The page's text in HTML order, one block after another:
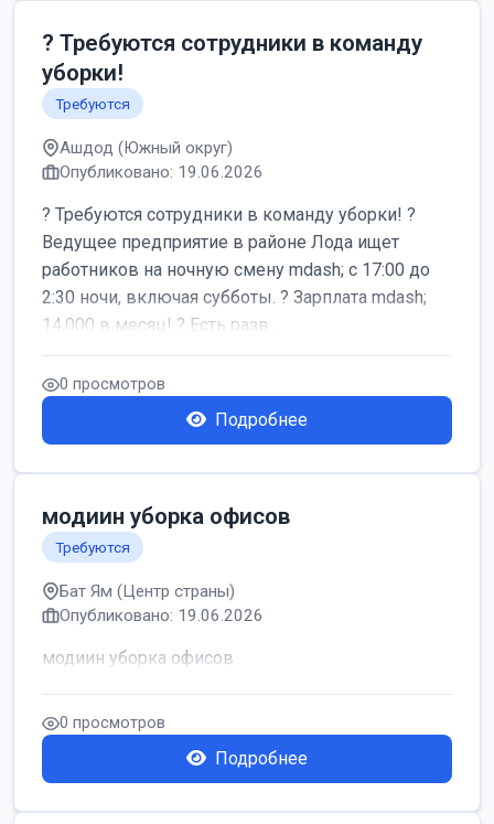
? Требуются сотрудники в команду
уборки!
Требуются
Ашдод (Южный округ)
Опубликовано: 19.06.2026
? Требуются сотрудники в команду уборки! ?
Ведущее предприятие в районе Лода ищет
работников на ночную смену mdash; с 17:00 до
2:30 ночи, включая субботы. ? Зарплата mdash;
14,000 в месяц! ? Есть разв...
0 просмотров
Подробнее
модиин уборка офисов
Требуются
Бат Ям (Центр страны)
Опубликовано: 19.06.2026
модиин уборка офисов
0 просмотров
Подробнее